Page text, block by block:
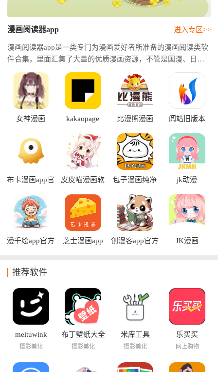
漫画阅读器app
漫画阅读器app是一类专门为漫画爱好者所准备的漫画阅读类软
件合集，里面汇集了大量的优质漫画资源，不管是国漫、日漫
还是原创作品都应有尽有，其中是包括了各种不同的题材类
型。这类应用通常都拥有非常清晰的排版设计和良好的阅读体
验，让用户可以更轻松地沉浸在这些漫画的剧情中。同时也可
以支持连载更新的提醒、还有离线缓存和自动翻页等实用功
能，这样方便用户日后随时随地继续阅读自己喜爱的作品。
进入专区>>
女神漫画 kakaopage 比漫熊漫画 阅站旧版本
布卡漫画app官
皮皮喵漫画软
包子漫画纯净
jk动漫
漫千绘app官方
芝士漫画app
创漫客app官方
JK漫画
推荐软件
meituwink
摄影美化
布丁壁纸大全
摄影美化
米库工具
摄影美化
乐买买
网上购物